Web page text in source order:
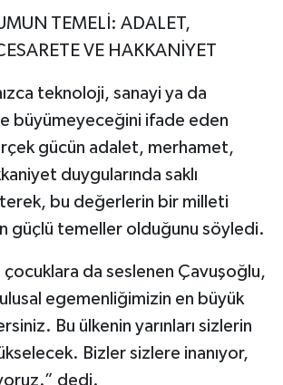
TEMELİ: ADALET,
VE HAKKANİYET
teknoloji, sanayi ya da
büyümeyeceğini ifade eden
gücün adalet, merhamet,
duygularında saklı
bu değerlerin bir milleti
güçlü temeller olduğunu söyledi.
çocuklara da seslenen Çavuşoğlu,
egemenliğimizin en büyük
Bu ülkenin yarınları sizlerin
Bizler sizlere inanıyor,
dedi.